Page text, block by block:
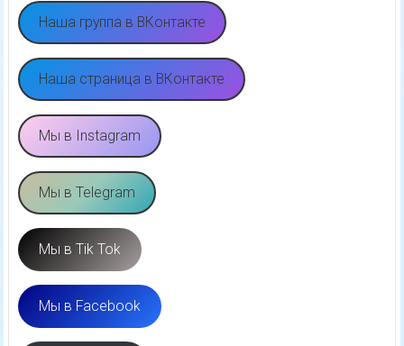
Наша группа в ВКонтакте
Наша страница в ВКонтакте
Мы в Instagram
Мы в Telegram
Мы в Tik Tok
Мы в Facebook